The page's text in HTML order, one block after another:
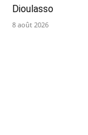
Dioulasso
8 août 2026